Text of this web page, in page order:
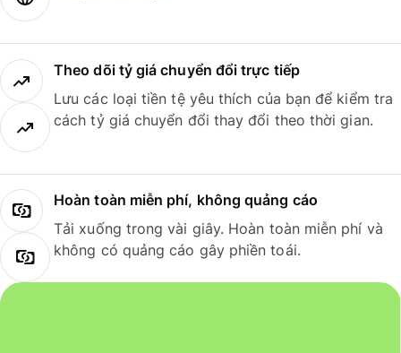
Theo dõi tỷ giá chuyển đổi trực tiếp
Lưu các loại tiền tệ yêu thích của bạn để kiểm tra
cách tỷ giá chuyển đổi thay đổi theo thời gian.
Hoàn toàn miễn phí, không quảng cáo
Tải xuống trong vài giây. Hoàn toàn miễn phí và
không có quảng cáo gây phiền toái.